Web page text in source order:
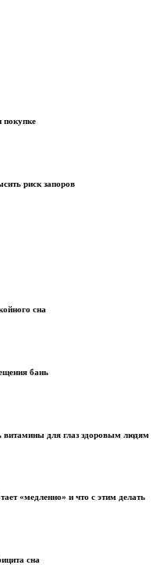
покупке
риск запоров
сна
бань
витамины для глаз здоровым людям
«медленно» и что с этим делать
сна